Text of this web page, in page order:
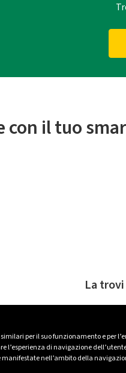
per il suo funzionamento e per
l’esperienza di navigazione
nell’ambito della
con il tuo
La